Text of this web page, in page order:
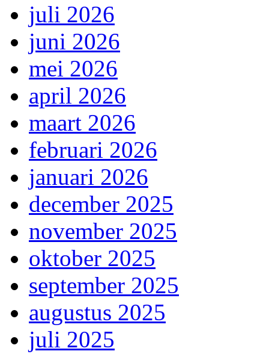
juli 2026
juni 2026
mei 2026
april 2026
maart 2026
februari 2026
januari 2026
december 2025
november 2025
oktober 2025
september 2025
augustus 2025
juli 2025